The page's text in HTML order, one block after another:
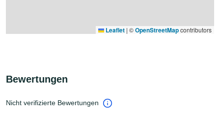
Leaflet | ©OpenStreetMapcontributors
Bewertungen
Nicht verifizierte Bewertungen